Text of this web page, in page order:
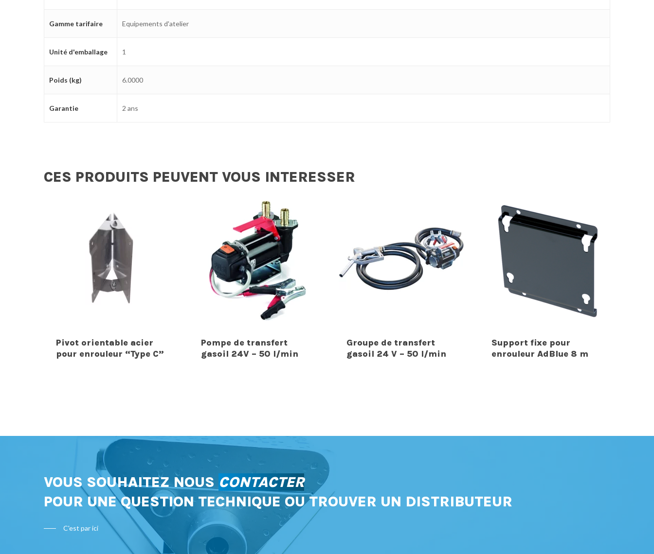
Gamme tarifaire Equipements d'atelier
Unité d'emballage 1
Poids (kg) 6.0000
Garantie 2 ans
CES PRODUITS PEUVENT VOUS INTERESSER
Pivot orientable acier
pour enrouleur “Type C”
Pompe de transfert
gasoil 24V – 50 l/min
Groupe de transfert
gasoil 24 V – 50 l/min
Support fixe pour
enrouleur AdBlue 8 m
VOUS SOUHAITEZ NOUS CONTACTER
POUR UNE QUESTION TECHNIQUE OU TROUVER UN DISTRIBUTEUR
C'est par ici